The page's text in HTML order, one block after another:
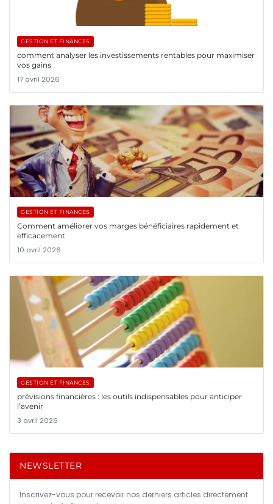
GESTION ET FINANCES
comment analyser les investissements rentables pour maximiser
vos gains
17 avril 2026
GESTION ET FINANCES
Comment améliorer vos marges bénéficiaires rapidement et
efficacement
10 avril 2026
GESTION ET FINANCES
prévisions financières : les outils indispensables pour anticiper
l’avenir
3 avril 2026
NEWSLETTER
Inscrivez-vous pour recevoir nos derniers articles directement